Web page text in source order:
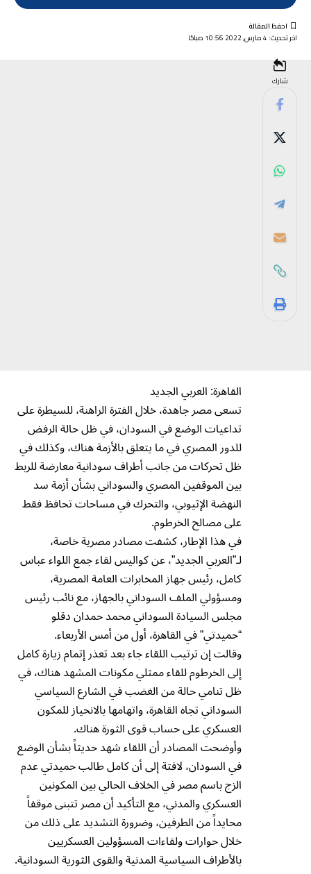
اخر تحديث: 4 مارس, 2022 10:56 صباحًا
شارك
القاهرة: العربي الجديد
تسعى مصر جاهدة، خلال الفترة الراهنة، للسيطرة على
تداعيات الوضع في السودان، في ظل حالة الرفض
للدور المصري في ما يتعلق بالأزمة هناك، وكذلك في
ظل تحركات من جانب أطراف سودانية معارضة للربط
بين الموقفين المصري والسوداني بشأن أزمة سد
النهضة الإثيوبي، والتحرك في مساحات تحافظ فقط
على مصالح الخرطوم.
في هذا الإطار، كشفت مصادر مصرية خاصة،
لـ”العربي الجديد”، عن كواليس لقاء جمع اللواء عباس
كامل، رئيس جهاز المخابرات العامة المصرية،
ومسؤولي الملف السوداني بالجهاز، مع نائب رئيس
مجلس السيادة السوداني محمد حمدان دقلو
“حميدتي” في القاهرة، أول من أمس الأربعاء.
وقالت إن ترتيب اللقاء جاء بعد تعذر إتمام زيارة كامل
إلى الخرطوم للقاء ممثلي مكونات المشهد هناك، في
ظل تنامي حالة من الغضب في الشارع السياسي
السوداني تجاه القاهرة، واتهامها بالانحياز للمكون
العسكري على حساب قوى الثورة هناك.
وأوضحت المصادر أن اللقاء شهد حديثاً بشأن الوضع
في السودان، لافتة إلى أن كامل طالب حميدتي عدم
الزج باسم مصر في الخلاف الحالي بين المكونين
العسكري والمدني، مع التأكيد أن مصر تتبنى موقفاً
محايداً من الطرفين، وضرورة التشديد على ذلك من
خلال حوارات ولقاءات المسؤولين العسكريين
بالأطراف السياسية المدنية والقوى الثورية السودانية.